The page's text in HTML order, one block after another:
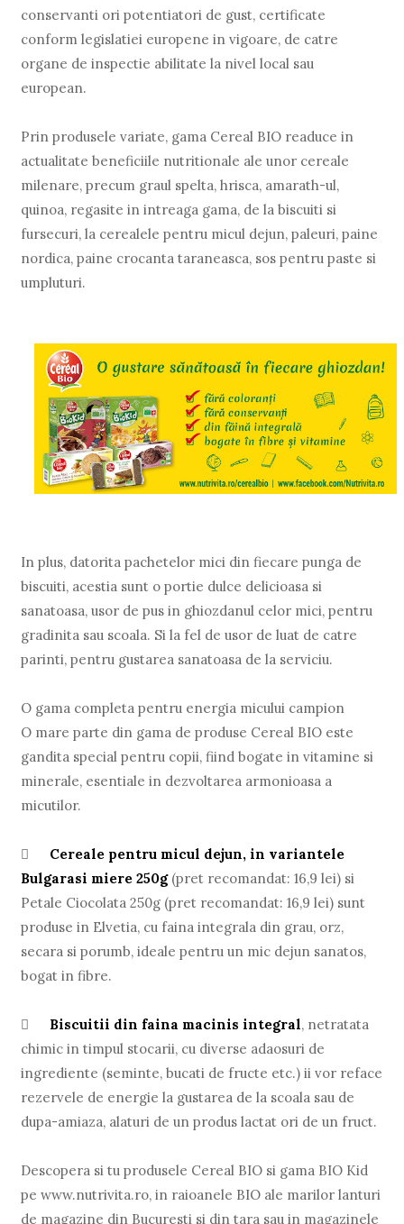
conservanti ori potentiatori de gust, certificate
conform legislatiei europene in vigoare, de catre
organe de inspectie abilitate la nivel local sau
european.
Prin produsele variate, gama Cereal BIO readuce in
actualitate beneficiile nutritionale ale unor cereale
milenare, precum graul spelta, hrisca, amarath-ul,
quinoa, regasite in intreaga gama, de la biscuiti si
fursecuri, la cerealele pentru micul dejun, paleuri, paine
nordica, paine crocanta taraneasca, sos pentru paste si
umpluturi.
In plus, datorita pachetelor mici din fiecare punga de
biscuiti, acestia sunt o portie dulce delicioasa si
sanatoasa, usor de pus in ghiozdanul celor mici, pentru
gradinita sau scoala. Si la fel de usor de luat de catre
parinti, pentru gustarea sanatoasa de la serviciu.
O gama completa pentru energia micului campion
O mare parte din gama de produse Cereal BIO este
gandita special pentru copii, fiind bogate in vitamine si
minerale, esentiale in dezvoltarea armonioasa a
micutilor.

Cereale pentru micul dejun, in variantele
Bulgarasi miere 250g(pret recomandat: 16,9 lei) si
Petale Ciocolata 250g (pret recomandat: 16,9 lei) sunt
produse in Elvetia, cu faina integrala din grau, orz,
secara si porumb, ideale pentru un mic dejun sanatos,
bogat in fibre.
 Biscuitii din faina macinis integral, netratata
chimic in timpul stocarii, cu diverse adaosuri de
ingrediente (seminte, bucati de fructe etc.) ii vor reface
rezervele de energie la gustarea de la scoala sau de
dupa-amiaza, alaturi de un produs lactat ori de un fruct.
Descopera si tu produsele Cereal BIO si gama BIO Kid
pe www.nutrivita.ro, in raioanele BIO ale marilor lanturi
de magazine din Bucuresti si din tara sau in magazinele